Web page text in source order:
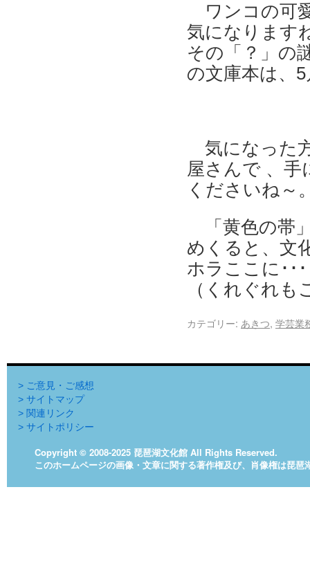
ワンコの可
気になります
その「？」の
の文庫本は、
気になった
屋さんで 、手
くださいね～
「黄色の帯
めくると、文
ホラここに･･
（くれぐれ
カテゴリー: あきつ, 学芸業
> ご意見・ご感想
> サイトマップ
> 関連リンク
> サイトポリシー
Copyright © 2008-2025 琵琶湖文化館 All Rights Reserved.
このホームページの画像・文章に関する著作権及び、肖像権は琵